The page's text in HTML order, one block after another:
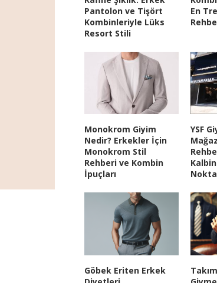
Pantolon ve Tişört
Kombinleriyle Lüks
Resort Stili
En
Monokrom Giyim
Nedir? Erkekler İçin
Monokrom Stil
Rehberi ve Kombin
İpuçları
YSF
Göbek Eriten Erkek